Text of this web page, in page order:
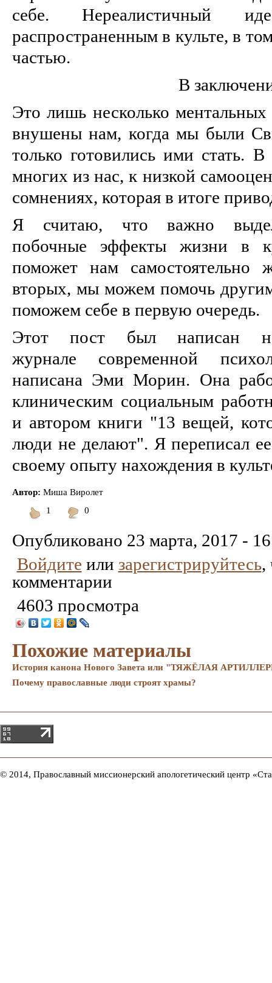
себе. Нереалистичный
распространенным в культе, в
частью.
В
Это лишь несколько
внушены нам, когда мы были
только готовились ими стать. В
многих из нас, к низкой
сомнениях, которая в итоге
Я считаю, что важно
побочные эффекты жизни в
поможет нам
вторых, мы можем помочь
поможем себе в первую очередь.
Этот пост был написан
журнале современной
написана Эми Морин. Она
клиническим социальным
и автором книги "13 вещей,
люди не делают". Я переписал
своему опыту нахождения в
Автор: Миша Виролет
1
0
Опубликовано 23 марта, 2017 -
Войдите или зарегистрируйтесь,
комментарии
4603 просмотра
Похожие материалы
История канона Нового Завета или "ТЯЖЁЛАЯ
Почему православные люди строят храмы?
© 2014, Православный миссионерский апологетический центр